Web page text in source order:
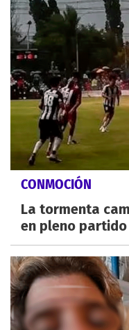
CONMOCIÓN
La tormenta
en pleno